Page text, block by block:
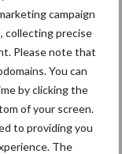
campaign
collecting precise
Please note that
You can
by clicking the
of your screen.
to providing you
The
Zij gaan
zijn er
verplichte